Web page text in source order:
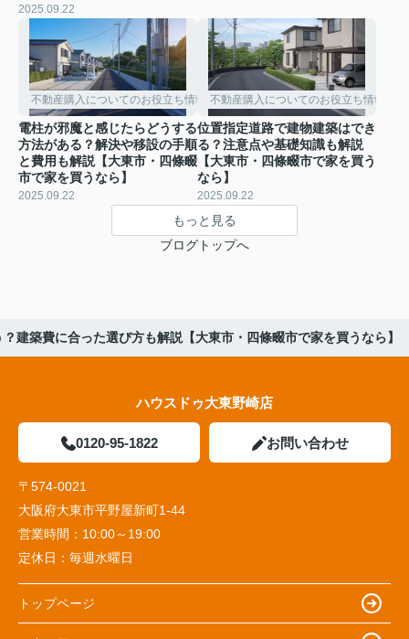
2025.09.22
不動産購入についてのお役立ち情報
電柱が邪魔と感じたらどうする
方法がある？解決や移設の手順
と費用も解説【大東市・四條畷
市で家を買うなら】
2025.09.22
不動産購入についてのお役立ち情報
位置指定道路で建物建築はでき
る？注意点や基礎知識も解説
【大東市・四條畷市で家を買う
なら】
2025.09.22
もっと見る
ブログトップへ
建築費に合った選び方も解説【大東市・四條畷市で家を買うなら】
ハウスドゥ大東野崎店
0120-95-1822 お問い合わせ
〒574-0021
大阪府大東市平野屋新町1-44
営業時間： 10:00～19:00
定休日： 毎週水曜日
トップページ